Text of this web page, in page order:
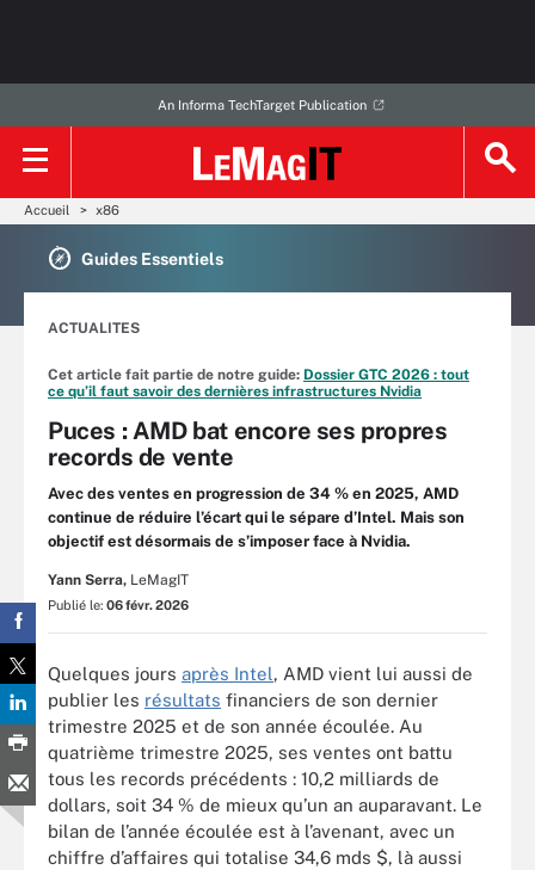
An Informa TechTarget Publication
Accueil x86
Guides Essentiels
ACTUALITES
Cet article fait partie de notre guide: Dossier GTC 2026 : tout
ce qu’il faut savoir des dernières infrastructures Nvidia
Puces : AMD bat encore ses propres
records de vente
Avec des ventes en progression de 34 % en 2025, AMD
continue de réduire l’écart qui le sépare d’Intel. Mais son
objectif est désormais de s’imposer face à Nvidia.
Yann Serra, LeMagIT
Publié le: 06 févr. 2026
Quelques jours après Intel, AMD vient lui aussi de
publier les résultats financiers de son dernier
trimestre 2025 et de son année écoulée. Au
quatrième trimestre 2025, ses ventes ont battu
tous les records précédents : 10,2 milliards de
dollars, soit 34 % de mieux qu’un an auparavant. Le
bilan de l’année écoulée est à l’avenant, avec un
chiffre d’affaires qui totalise 34,6 mds $, là aussi